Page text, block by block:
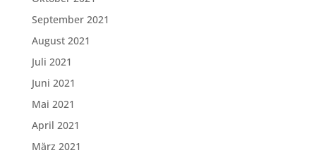
September 2021
August 2021
Juli 2021
Juni 2021
Mai 2021
April 2021
März 2021